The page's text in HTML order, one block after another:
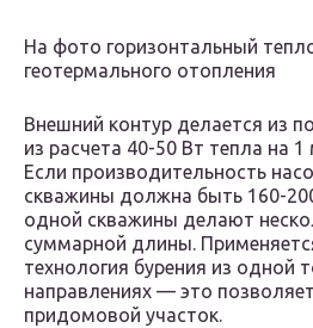
На фото горизонтальный
геотермального отопления
Внешний контур делается из
из расчета 40-50 Вт тепла на
Если производительность
скважины должна быть 160-
одной скважины делают
суммарной длины.
технология бурения из одной
направлениях — это
придомовой участок.